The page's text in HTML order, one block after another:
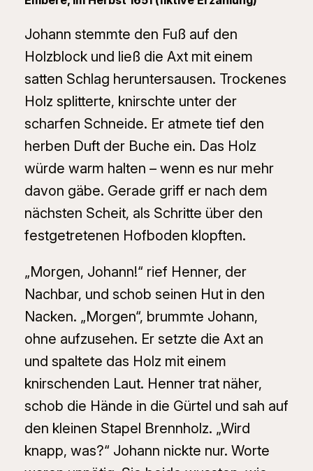
Johann stemmte den Fuß auf den
Holzblock und ließ die Axt mit einem
satten Schlag heruntersausen. Trockenes
Holz splitterte, knirschte unter der
scharfen Schneide. Er atmete tief den
herben Duft der Buche ein. Das Holz
würde warm halten – wenn es nur mehr
davon gäbe. Gerade griff er nach dem
nächsten Scheit, als Schritte über den
festgetretenen Hofboden klopften.
„Morgen, Johann!“ rief Henner, der
Nachbar, und schob seinen Hut in den
Nacken. „Morgen“, brummte Johann,
ohne aufzusehen. Er setzte die Axt an
und spaltete das Holz mit einem
knirschenden Laut. Henner trat näher,
schob die Hände in die Gürtel und sah auf
den kleinen Stapel Brennholz. „Wird
knapp, was?“ Johann nickte nur. Worte